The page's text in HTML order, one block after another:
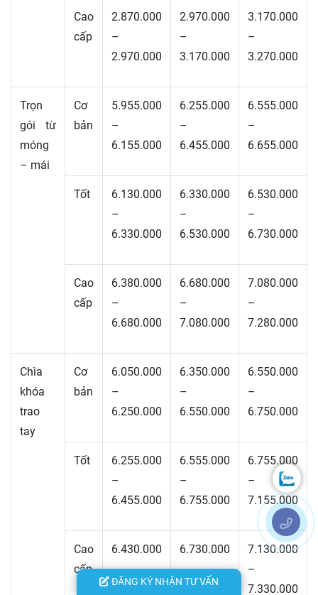
Cao
cấp
2.870.000
–
2.970.000
2.970.000
–
3.170.000
3.170.000
–
3.270.000
Trọn
gói từ
móng
– mái
Cơ
bản
5.955.000
–
6.155.000
6.255.000
–
6.455.000
6.555.000
–
6.655.000
Tốt
6.130.000
–
6.330.000
6.330.000
–
6.530.000
6.530.000
–
6.730.000
Cao
cấp
6.380.000
–
6.680.000
6.680.000
–
7.080.000
7.080.000
–
7.280.000
Chìa
khóa
trao
tay
Cơ
bản
6.050.000
–
6.250.000
6.350.000
–
6.550.000
6.550.000
–
6.750.000
Tốt
6.255.000
–
6.455.000
6.555.000
–
6.755.000
6.755.000
–
7.155.000
Cao
cấp
6.430.000
–
6.730.000
6.730.000
–
7.130.000
7.130.000
–
7.330.000
ĐĂNG KÝ NHẬN TƯ VẤN